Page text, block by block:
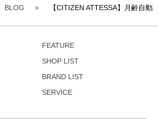
BLOG 【CITIZEN ATTESSA】月齢自
FEATURE
SHOP LIST
BRAND LIST
SERVICE